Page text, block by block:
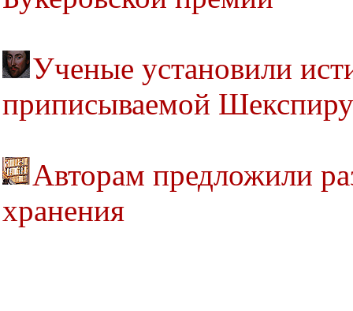
Ученые установили
приписываемой Шекспиру
Авторам предложили
хранения